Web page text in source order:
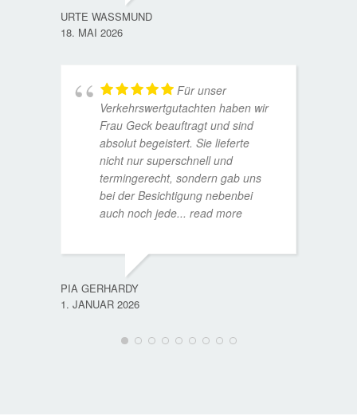
URTE WASSMUND
18. MAI 2026
Für unser
Verkehrswertgutachten haben wir
Frau Geck beauftragt und sind
absolut begeistert. Sie lieferte
nicht nur superschnell und
termingerecht, sondern gab uns
bei der Besichtigung nebenbei
auch noch jede... read more
PIA GERHARDY
1. JANUAR 2026